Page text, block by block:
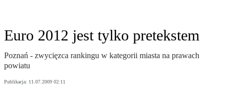
Euro 2012 jest tylko pretekstem
Poznań - zwycięzca rankingu w kategorii miasta na prawach
powiatu
Publikacja: 11.07.2009 02:11